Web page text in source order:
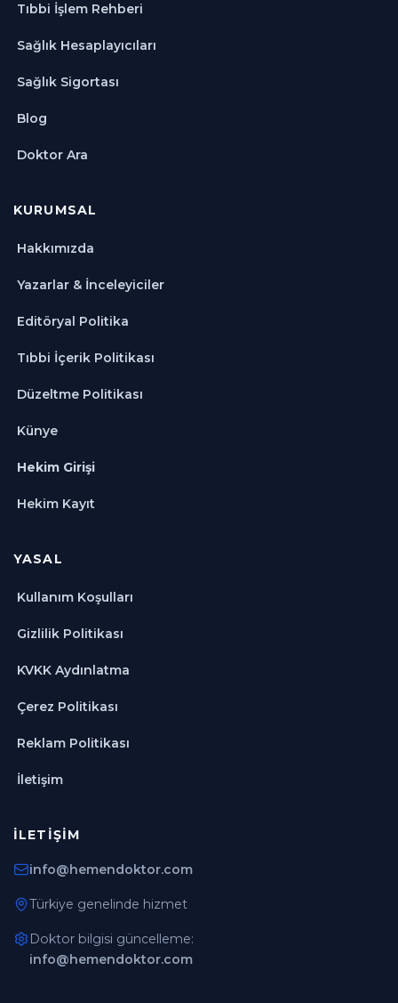
Tıbbi İşlem Rehberi
Sağlık Hesaplayıcıları
Sağlık Sigortası
Blog
Doktor Ara
KURUMSAL
Hakkımızda
Yazarlar & İnceleyiciler
Editöryal Politika
Tıbbi İçerik Politikası
Düzeltme Politikası
Künye
Hekim Girişi
Hekim Kayıt
YASAL
Kullanım Koşulları
Gizlilik Politikası
KVKK Aydınlatma
Çerez Politikası
Reklam Politikası
İletişim
İLETIŞIM
info@hemendoktor.com
Türkiye genelinde hizmet
Doktor bilgisi güncelleme:
info@hemendoktor.com